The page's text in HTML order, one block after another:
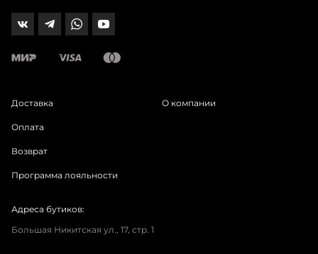
Доставка
Оплата
Возврат
Программа лояльности
О компании
Адреса бутиков:
Большая Никитская ул., 17, стр. 1